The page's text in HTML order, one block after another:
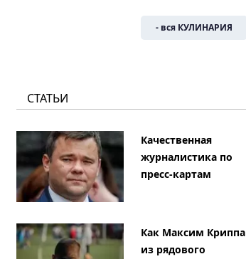
- вся КУЛИНАРИЯ
СТАТЬИ
Качественная
журналистика по
пресс-картам
Как Максим Криппа
из рядового